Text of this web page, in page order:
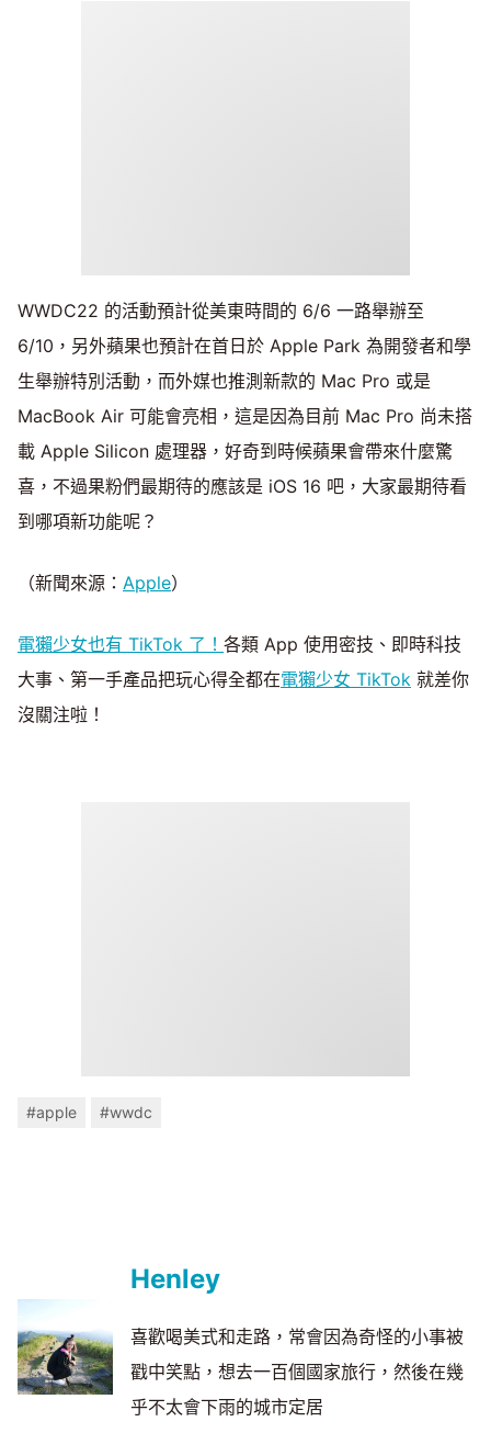
WWDC22 的活動預計從美東時間的 6/6 一路舉辦至
6/10，另外蘋果也預計在首日於 Apple Park 為開發者和學
生舉辦特別活動，而外媒也推測新款的 Mac Pro 或是
MacBook Air 可能會亮相，這是因為目前 Mac Pro 尚未搭
載 Apple Silicon 處理器，好奇到時候蘋果會帶來什麼驚
喜，不過果粉們最期待的應該是 iOS 16 吧，大家最期待看
到哪項新功能呢？
（新聞來源： Apple）
電獺少女也有 TikTok 了！ 各類 App 使用密技、即時科技
大事、第一手產品把玩心得全都在電獺少女 TikTok 就差你
沒關注啦！
#apple #wwdc
Henley
喜歡喝美式和走路，常會因為奇怪的小事被
戳中笑點，想去一百個國家旅行，然後在幾
乎不太會下雨的城市定居